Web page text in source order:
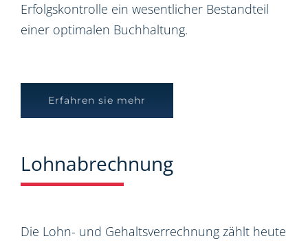
Erfolgskontrolle ein wesentlicher Bestandteil
einer optimalen Buchhaltung.
Erfahren sie mehr
Lohnabrechnung
Die Lohn- und Gehaltsverrechnung zählt heute